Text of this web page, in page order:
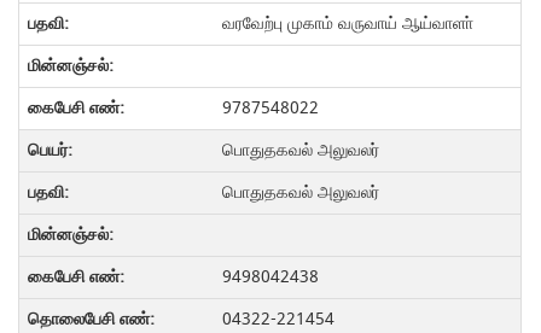
வரவேற்பு முகாம் வருவாய் ஆய்வாளா்
9787548022
பொதுதகவல் அலுவலர்
பொதுதகவல் அலுவலர்
9498042438
04322-221454